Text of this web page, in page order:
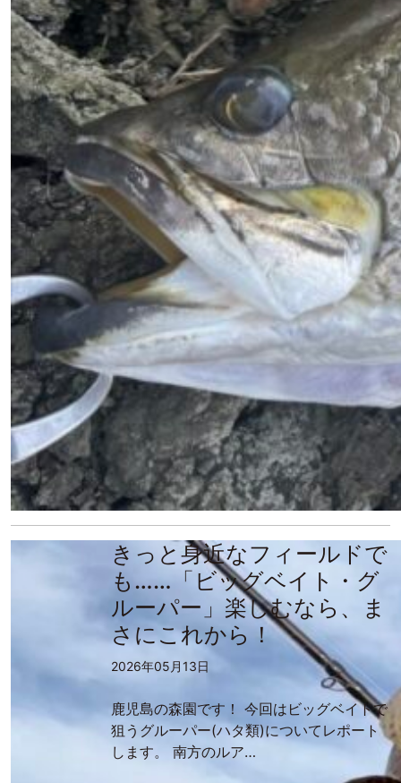
きっと身近なフィールドで
も……「ビッグベイト・グ
ルーパー」楽しむなら、ま
さにこれから！
2026年05月13日
鹿児島の森園です！ 今回はビッグベイトで
狙うグルーパー(ハタ類)についてレポート
します。 南方のルア…